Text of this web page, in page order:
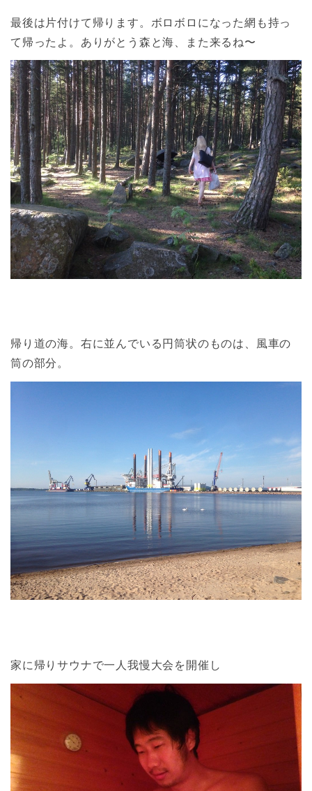
最後は片付けて帰ります。ボロボロになった網も持っ
て帰ったよ。ありがとう森と海、また来るね〜
帰り道の海。右に並んでいる円筒状のものは、風車の
筒の部分。
家に帰りサウナで一人我慢大会を開催し